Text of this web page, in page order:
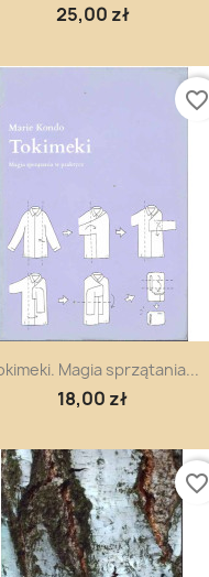
25,00 zł
Magia sprzątania...
18,00 zł
favorite_border
favorite_border